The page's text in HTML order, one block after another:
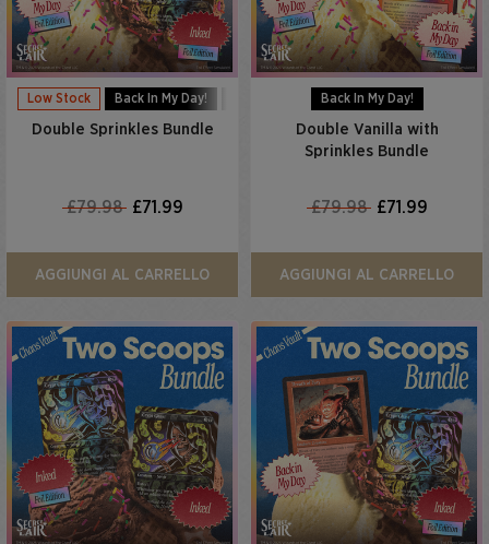
Low Stock Back In My Day!
Double Sprinkles Bundle
£79.98 £71.99
AGGIUNGI AL CARRELLO
Back In My Day!
Double Vanilla with
Sprinkles Bundle
£79.98 £71.99
AGGIUNGI AL CARRELLO